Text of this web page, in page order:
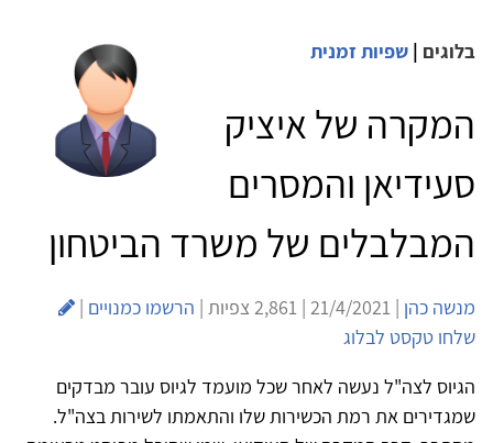
בלוגים | שפיות זמנית
המקרה של איציק
סעידיאן והמסרים
המבלבלים של משרד הביטחון
מנשה כהן | 21/4/2021 | 2,861 צפיות | הרשמו כמנויים |
שלחו טקסט לבלוג
הגיוס לצה"ל נעשה לאחר שכל מועמד לגיוס עובר מבדקים
שמגדירים את רמת הכשירות שלו והתאמתו לשירות בצה"ל.